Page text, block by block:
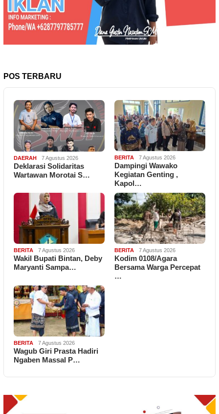
POS TERBARU
DAERAH 7 Agustus 2026
Deklarasi Solidaritas
Wartawan Morotai S…
BERITA 7 Agustus 2026
Dampingi Wawako
Kegiatan Genting ,
Kapol…
BERITA 7 Agustus 2026
Wakil Bupati Bintan, Deby
Maryanti Sampa…
BERITA 7 Agustus 2026
Kodim 0108/Agara
Bersama Warga Percepat
…
BERITA 7 Agustus 2026
Wagub Giri Prasta Hadiri
Ngaben Massal P…